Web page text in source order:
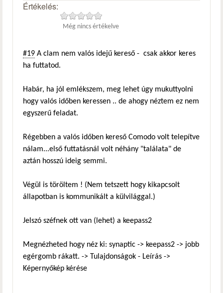
Értékelés:
Még nincs értékelve
#19 A clam nem valós idejű kereső - csak akkor keres
ha futtatod.
Habár, ha jól emlékszem, meg lehet úgy mukuttyolni
hogy valós időben keressen .. de ahogy néztem ez nem
egyszerű feladat.
Régebben a valós időben kereső Comodo volt telepítve
nálam...első futtatásnál volt néhány "találata" de
aztán hosszú ideig semmi.
Végül is töröltem ! (Nem tetszett hogy kikapcsolt
állapotban is kommunikált a külvilággal.)
Jelszó széfnek ott van (lehet) a keepass2
Megnézheted hogy néz ki: synaptic -> keepass2 -> jobb
egérgomb rákatt. -> Tulajdonságok - Leírás ->
Képernyőkép kérése